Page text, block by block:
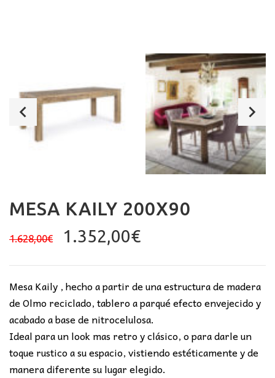
MESA KAILY 200X90
1.628,00€
El
original
era:
1.628,00€.
1.352,00€El
actual
es:
1.352,00€.
Mesa Kaily , hecho a partir de una estructura de madera
de Olmo reciclado, tablero a parqué efecto envejecido y
acabado a base de nitrocelulosa.
Ideal para un look mas retro y clásico, o para darle un
toque rustico a su espacio, vistiendo estéticamente y de
manera diferente su lugar elegido.